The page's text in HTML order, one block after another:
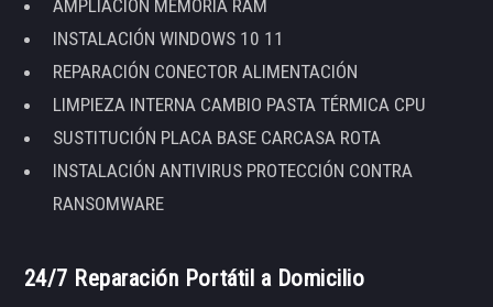
AMPLIACIÓN MEMORIA RAM
INSTALACIÓN WINDOWS 10 11
REPARACIÓN CONECTOR ALIMENTACIÓN
LIMPIEZA INTERNA CAMBIO PASTA TÉRMICA CPU
SUSTITUCIÓN PLACA BASE CARCASA ROTA
INSTALACIÓN ANTIVIRUS PROTECCIÓN CONTRA
RANSOMWARE
24/7 Reparación Portátil a Domicilio